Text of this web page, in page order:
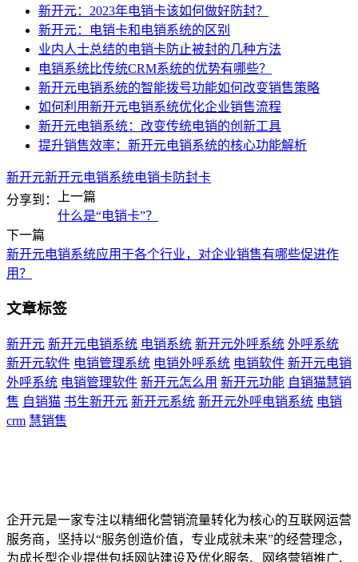
新开元：2023年电销卡该如何做好防封？
新开元：电销卡和电销系统的区别
业内人士总结的电销卡防止被封的几种方法
电销系统比传统CRM系统的优势有哪些？
新开元电销系统的智能拨号功能如何改变销售策略
如何利用新开元电销系统优化企业销售流程
新开元电销系统：改变传统电销的创新工具
提升销售效率：新开元电销系统的核心功能解析
新开元新开元电销系统电销卡防封卡
分享到：
上一篇
什么是“电销卡”？
下一篇
新开元电销系统应用于各个行业，对企业销售有哪些促进作
用？
文章标签
新开元 新开元电销系统 电销系统 新开元外呼系统 外呼系统
新开元软件 电销管理系统 电销外呼系统 电销软件 新开元电销
外呼系统 电销管理软件 新开元怎么用 新开元功能 自销猫慧销
售 自销猫 书生新开元 新开元系统 新开元外呼电销系统 电销
crm 慧销售
企开元是一家专注以精细化营销流量转化为核心的互联网运营
服务商，坚持以“服务创造价值，专业成就未来”的经营理念，
为成长型企业提供包括网站建设及优化服务、网络营销推广、